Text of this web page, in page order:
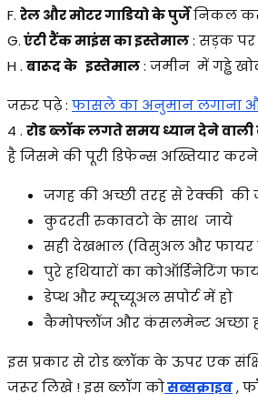
F. रेल और मोटर गाडियो के पुर्जेनिकल कर
G.एंटी टैंक माइंस का इस्तेमाल: सड़क पर
H . बारूद के इस्तेमाल: जमीन में गड्ढे
जरुर पढ़े : फासले का अनुमान लगाना
4 . रोड ब्लॉक लगते समय ध्यान देने
है जिसमे की पूरी डिफेन्स अख्तियार
जगह की अच्छी तरह से रेक्की की
कुदरती रुकावटो के साथ जाये
सही देखभाल (विसुअल और फायर
पुरे हथियारों का कोऑर्डिनेटिंग
डेप्थ और म्यूच्यूअल सपोर्ट में हो
कैमोफ्लॉज और कंसलमेन्ट अच्छा
इस प्रकार से रोड ब्लॉक के ऊपर एक
जरूर लिखे ! इस ब्लॉग कोसब्सक्राइब,